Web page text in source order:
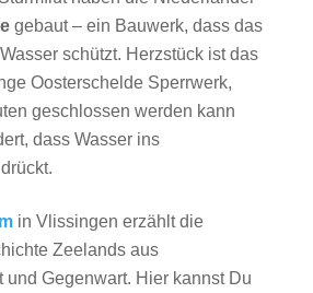
gebaut – ein Bauwerk, dass das
schützt. Herzstück ist das
Oosterschelde Sperrwerk,
geschlossen werden kann
dass Wasser ins
in Vlissingen erzählt die
Zeelands aus
und Gegenwart. Hier kannst Du